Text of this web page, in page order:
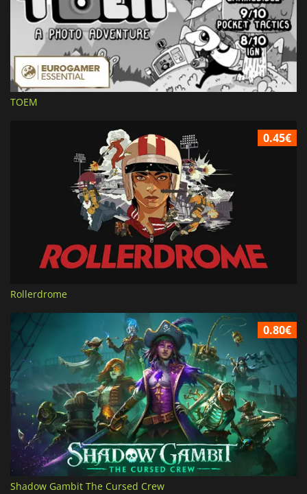
TOEM
0.45€
Rollerdrome
0.80€
Shadow Gambit The Cursed Crew